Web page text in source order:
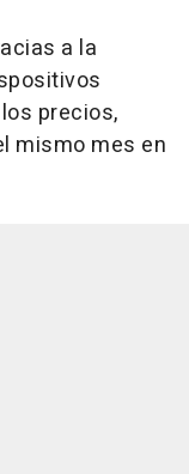
a la
precios,
mismo mes en